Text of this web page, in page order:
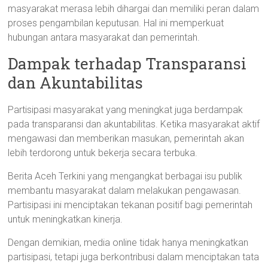
masyarakat merasa lebih dihargai dan memiliki peran dalam
proses pengambilan keputusan. Hal ini memperkuat
hubungan antara masyarakat dan pemerintah.
Dampak terhadap Transparansi
dan Akuntabilitas
Partisipasi masyarakat yang meningkat juga berdampak
pada transparansi dan akuntabilitas. Ketika masyarakat aktif
mengawasi dan memberikan masukan, pemerintah akan
lebih terdorong untuk bekerja secara terbuka.
Berita Aceh Terkini yang mengangkat berbagai isu publik
membantu masyarakat dalam melakukan pengawasan.
Partisipasi ini menciptakan tekanan positif bagi pemerintah
untuk meningkatkan kinerja.
Dengan demikian, media online tidak hanya meningkatkan
partisipasi, tetapi juga berkontribusi dalam menciptakan tata